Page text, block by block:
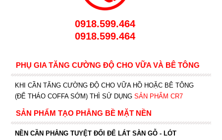
0918.599.464
0918.599.464
PHỤ GIA TĂNG CƯỜNG ĐỘ CHO VỮA VÀ BÊ TÔNG
KHI CẦN TĂNG CƯỜNG ĐỘ CHO VỮA HỒ HOẶC BÊ TÔNG
(ĐỂ THÁO COFFA SỚM) THÌ SỬ DỤNG SẢN PHẨM CR7
SẢN PHẨM TẠO PHẲNG BỀ MẶT NỀN
NỀN CẦN PHẲNG TUYỆT ĐỐI ĐỂ LÁT SÀN GỖ - LÓT